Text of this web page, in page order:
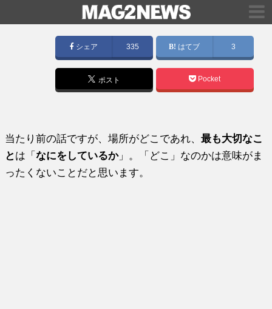
シェア 335 はてブ 3
ポスト Pocket
当たり前の話ですが、場所がどこであれ、最も大切なこ
とは「なにをしているか」。「どこ」なのかは意味がま
ったくないことだと思います。